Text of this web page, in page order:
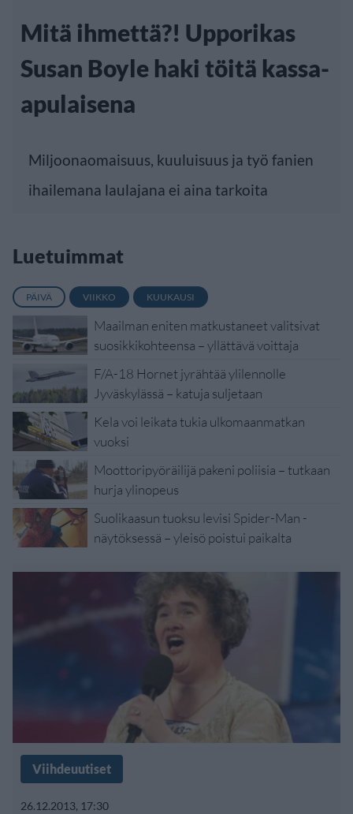
Mitä ihmettä?! Upporikas
Susan Boyle haki töitä kassa-
apulaisena
Miljoonaomaisuus, kuuluisuus ja työ fanien
ihailemana laulajana ei aina tarkoita
Luetuimmat
PÄIVÄ VIIKKO KUUKAUSI
Maailman eniten matkustaneet valitsivat
suosikkikohteensa – yllättävä voittaja
F/A-18 Hornet jyrähtää ylilennolle
Jyväskylässä – katuja suljetaan
Kela voi leikata tukia ulkomaanmatkan
vuoksi
Moottoripyöräilijä pakeni poliisia – tutkaan
hurja ylinopeus
Suolikaasun tuoksu levisi Spider-Man -
näytöksessä – yleisö poistui paikalta
Viihdeuutiset
26.12.2013, 17:30